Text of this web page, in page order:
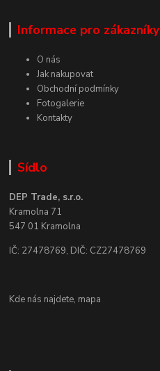
Informace pro zákazníky
O nás
Jak nakupovat
Obchodní podmínky
Fotogalerie
Kontakty
Sídlo
DEP Trade, s.r.o.
Kramolna 71
547 01 Kramolna
IČ: 27478769, DIČ: CZ27478769
Kde nás najdete, mapa